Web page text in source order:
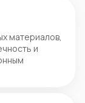
материалов,
и